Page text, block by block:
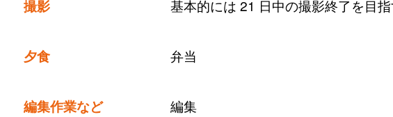
撮影 基本的には 21 日中の撮影終了を目
夕食 弁当
編集作業など 編集